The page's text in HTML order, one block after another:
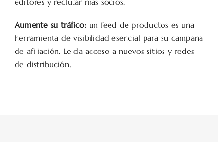
Aumente su tráfico: un feed de productos es una
herramienta de visibilidad esencial para su campaña
de afiliación. Le da acceso a nuevos sitios y redes
de distribución.